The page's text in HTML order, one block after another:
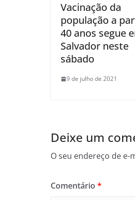
Vacinação da
população a
40 anos segue
Salvador neste
sábado
9 de julho de 2021
Deixe um
O seu endereço de
Comentário *